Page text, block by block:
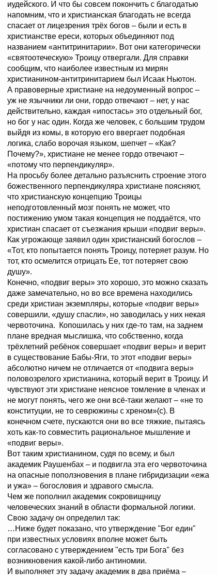
иудейского. И что бы совсем покончить с благодатью
напомним, что и христианская благодать не всегда
спасает от лицезрения трёх богов – были и есть в
христианстве ереси, которых объединяют под
названием «антитринитарии». Вот они категорически
«святоотеческую» Троицу отвергали. Для справки
сообщим, что наиболее известным из мирян
христианином-антитринитарием был Исаак Ньютон.
А правоверные христиане на недоуменный вопрос –
уж не язычники ли они, гордо отвечают – нет, у нас
действительно, каждая «ипостась» это отдельный бог,
но бог у нас один. Когда же человек, с большим трудом
выйдя из комы, в которую его ввергает подобная
логика, слабо ворочая языком, шепчет – «Как?
Почему?», христиане не менее гордо отвечают –
«потому что перпендикуляр».
На просьбу более детально разъяснить строение этого
божественного перпендикуляра христиане поясняют,
что христианскую концепцию Троицы
неподготовленный мозг понять не может, что
постижению умом такая концепция не поддаётся, что
христиан спасает от съезжания крыши «подвиг веры».
Как угрожающе заявил один христианский богослов –
«Тот, кто попытается понять Троицу, потеряет разум. Но
тот, кто осмелится отрицать Ее, тот потеряет свою
душу».
Конечно, «подвиг веры» это хорошо, это можно сказать
даже замечательно, но во все времена находились
среди христиан экземпляры, которые «подвиг веры»
совершили, «душу спасли», но заводилась у них некая
червоточина. Копошилась у них где-то там, на заднем
плане вредная мыслишка, что собственно, когда
трёхлетний ребёнок совершает «подвиг веры» и верит
в существование Бабы-Яги, то этот «подвиг веры»
абсолютно ничем не отличается от «подвига веры»
половозрелого христианина, который верит в Троицу. И
чувствуют эти христиане неясное томление в членах и
не могут понять, чего же они всё-таки желают – «не то
конституции, не то севрюжины с хреном»(с). В
конечном счете, пускаются они во все тяжкие, пытаясь
хоть как-то совместить рациональное мышление и
«подвиг веры».
Вот таким христианином, судя по всему, и был
академик Раушенбах – и подвигла эта его червоточина
на опасные поползновения в плане гибридизации «ежа
и ужа» – богословия и здравого смысла.
Чем же пополнил академик сокровищницу
человеческих знаний в области формальной логики.
Свою задачу он определил так:
…Ниже будет показано, что утверждение "Бог един"
при известных условиях вполне может быть
согласовано с утверждением "есть три Бога" без
возникновения какой-либо антиномии.
И выполняет эту задачу академик в два приёма –